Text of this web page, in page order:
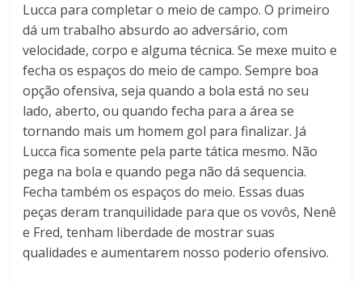
Lucca para completar o meio de campo. O primeiro
dá um trabalho absurdo ao adversário, com
velocidade, corpo e alguma técnica. Se mexe muito e
fecha os espaços do meio de campo. Sempre boa
opção ofensiva, seja quando a bola está no seu
lado, aberto, ou quando fecha para a área se
tornando mais um homem gol para finalizar. Já
Lucca fica somente pela parte tática mesmo. Não
pega na bola e quando pega não dá sequencia.
Fecha também os espaços do meio. Essas duas
peças deram tranquilidade para que os vovôs, Nenê
e Fred, tenham liberdade de mostrar suas
qualidades e aumentarem nosso poderio ofensivo.